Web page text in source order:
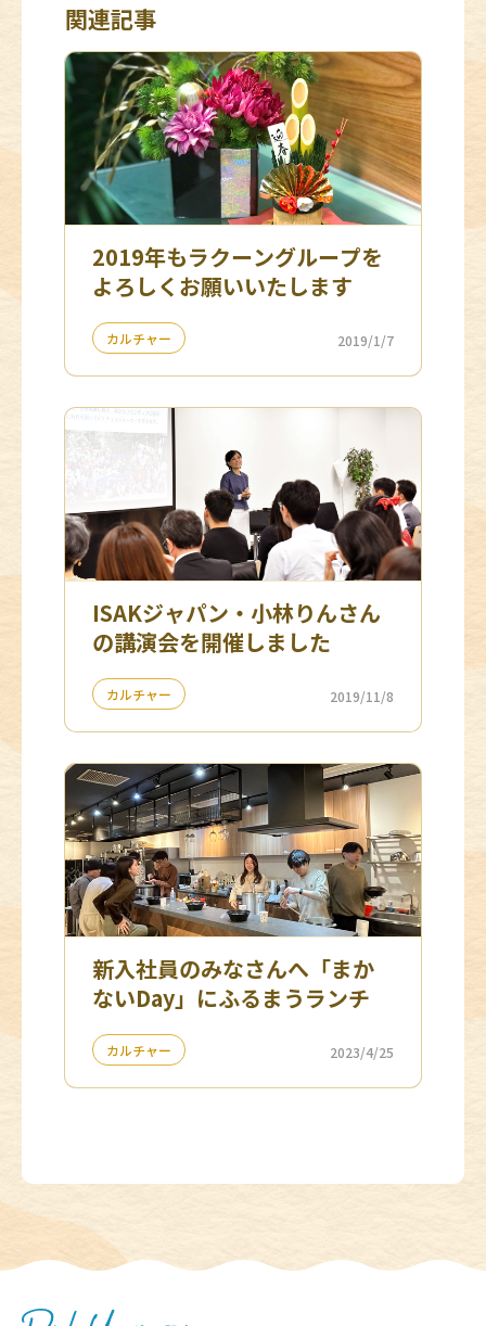
関連記事
2019年もラクーングループを
よろしくお願いいたします
カルチャー 2019/1/7
ISAKジャパン・小林りんさん
の講演会を開催しました
カルチャー 2019/11/8
新入社員のみなさんへ「まか
ないday」にふるまうランチ
カルチャー 2023/4/25